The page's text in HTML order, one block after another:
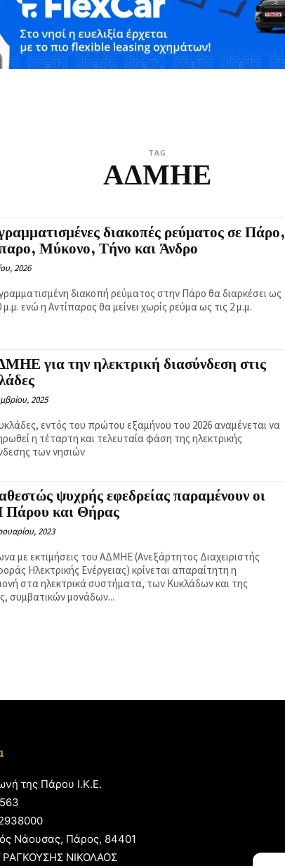
TAG
ΑΔΜΗΕ
διακοπές ρεύματος σε Πάρο,
Μύκονο, Τήνο και Άνδρο
2026
διακοπή ρεύματος στην Πάρο θα διαρκέσει ως
μ.μ. ενώ η Αντίπαρος θα μείνει χωρίς ρεύμα ως τις 2 μ.μ.
για την ηλεκτρική διασύνδεση στις
2025
εντός του πρώτου εξαμήνου του 2026 αναμένεται να
η τέταρτη και τελευταία φάση της ηλεκτρικής
των νησιών
ψυχρής εφεδρείας παραμένουν οι
και Θήρας
2023
με εκτιμήσεις του ΑΔΜΗΕ (Ανεξάρτητος Διαχειριστής
Ηλεκτρικής Ενέργειας) κρίνεται απαραίτητη η
στα ηλεκτρικά συστήματα, των Κυκλάδων και της
συμβατικών μονάδων...
της Πάρου Ι.Κ.Ε.
Νάουσας, Πάρος, 84401
ΝΙΚΟΛΑΟΣ